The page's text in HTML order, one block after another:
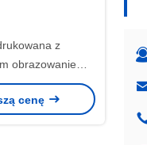
z
obrazowaniem
do maski
s @ 600 x 500
cenę